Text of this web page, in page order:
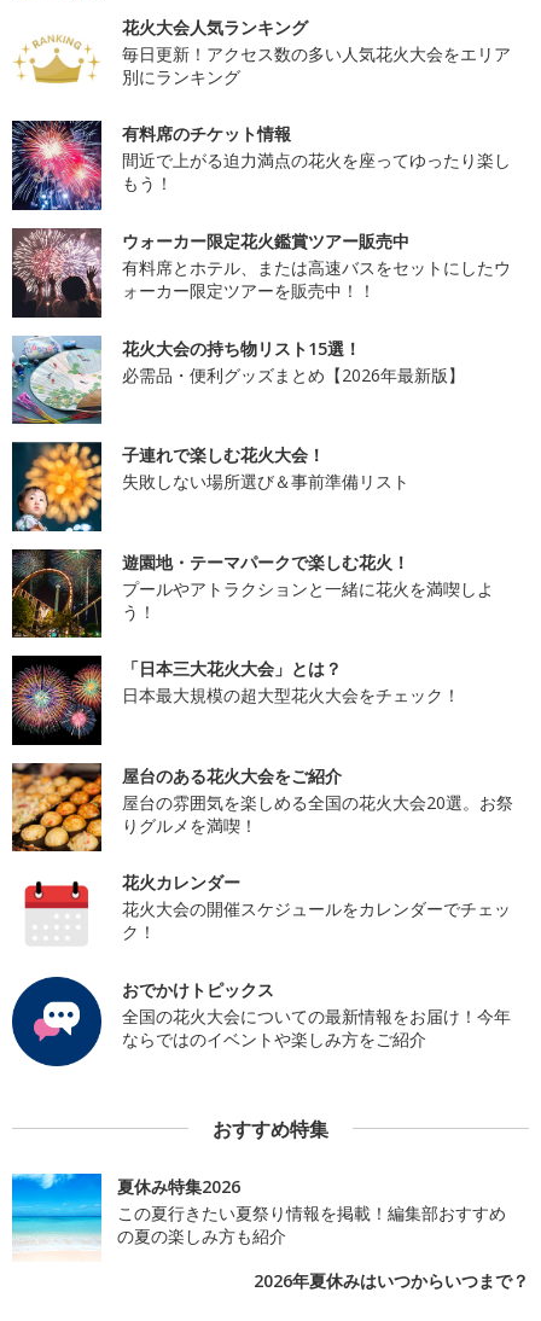
花火大会人気ランキング
毎日更新！アクセス数の多い人気花火大会をエリア
別にランキング
有料席のチケット情報
間近で上がる迫力満点の花火を座ってゆったり楽し
もう！
ウォーカー限定花火鑑賞ツアー販売中
有料席とホテル、または高速バスをセットにしたウ
ォーカー限定ツアーを販売中！！
花火大会の持ち物リスト15選！
必需品・便利グッズまとめ【2026年最新版】
子連れで楽しむ花火大会！
失敗しない場所選び＆事前準備リスト
遊園地・テーマパークで楽しむ花火！
プールやアトラクションと一緒に花火を満喫しよ
う！
「日本三大花火大会」とは？
日本最大規模の超大型花火大会をチェック！
屋台のある花火大会をご紹介
屋台の雰囲気を楽しめる全国の花火大会20選。お祭
りグルメを満喫！
花火カレンダー
花火大会の開催スケジュールをカレンダーでチェッ
ク！
おでかけトピックス
全国の花火大会についての最新情報をお届け！今年
ならではのイベントや楽しみ方をご紹介
おすすめ特集
夏休み特集2026
この夏行きたい夏祭り情報を掲載！編集部おすすめ
の夏の楽しみ方も紹介
2026年夏休みはいつからいつまで？